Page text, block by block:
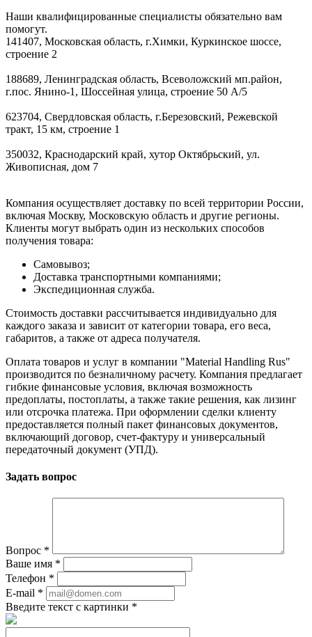
Наши квалифицированные специалисты обязательно вам
помогут.
141407, Московская область, г.Химки, Куркинское шоссе,
строение 2
188689, Ленинградская область, Всеволожский мп.район,
г.пос. Янино-1, Шоссейная улица, строение 50 А/5
623704, Свердловская область, г.Березовский, Режевской
тракт, 15 км, строение 1
350032, Краснодарский край, хутор Октябрьский, ул.
Живописная, дом 7
Компания осуществляет доставку по всей территории России,
включая Москву, Московскую область и другие регионы.
Клиенты могут выбрать один из нескольких способов
получения товара:
Самовывоз;
Доставка транспортными компаниями;
Экспедиционная служба.
Стоимость доставки рассчитывается индивидуально для
каждого заказа и зависит от категории товара, его веса,
габаритов, а также от адреса получателя.
Оплата товаров и услуг в компании "Material Handling Rus"
производится по безналичному расчету. Компания предлагает
гибкие финансовые условия, включая возможность
предоплаты, постоплаты, а также такие решения, как лизинг
или отсрочка платежа. При оформлении сделки клиенту
предоставляется полный пакет финансовых документов,
включающий договор, счет-фактуру и универсальный
передаточный документ (УПД).
Задать вопрос
Вопрос *
Ваше имя *
Телефон *
E-mail *
Введите текст с картинки *